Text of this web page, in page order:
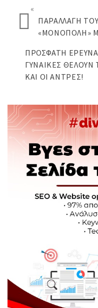
«
ΠΑΡΑΛΛΑΓΉ
«ΜΟΝΌΠΟΛΗ»
ΠΡΌΣΦΑΤΗ
ΓΥΝΑΊΚΕΣ
ΚΑΙ ΟΙ ΆΝΤΡΕΣ!